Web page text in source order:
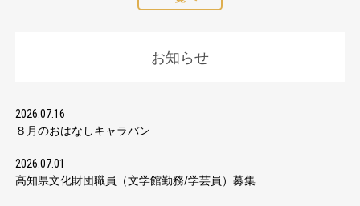
お知らせ
2026.07.16
８月のおはなしキャラバン
2026.07.01
高知県文化財団職員（文学館勤務/学芸員）募集